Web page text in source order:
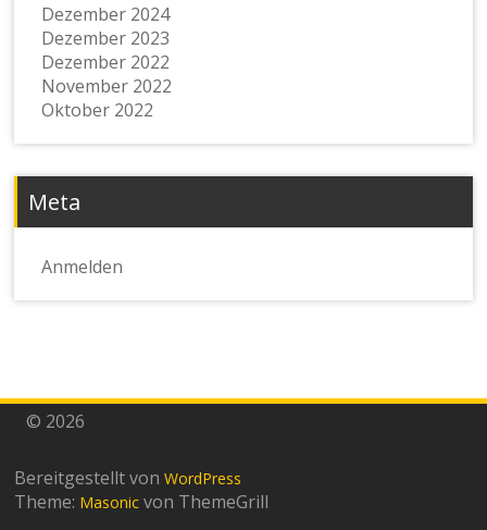
Dezember 2024
Dezember 2023
Dezember 2022
November 2022
Oktober 2022
Meta
Anmelden
© 2026
Bereitgestellt vonWordPress
Theme: Masonic von ThemeGrill